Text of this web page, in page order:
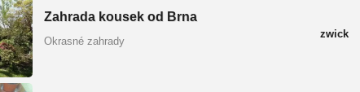
Zahrada kousek od Brna
Okrasné zahrady
zwick